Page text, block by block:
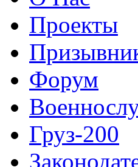
Проекты
Форум
Груз-200